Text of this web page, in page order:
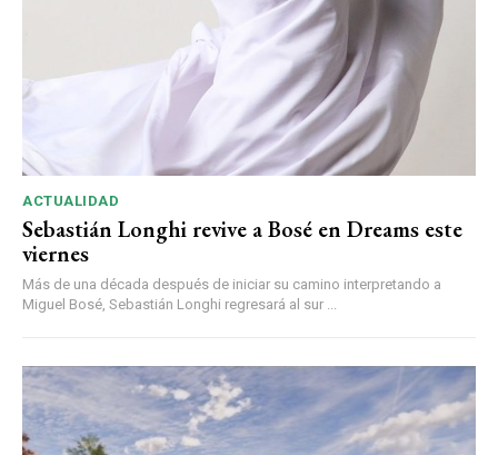
ACTUALIDAD
Sebastián Longhi revive a Bosé en Dreams este
viernes
Más de una década después de iniciar su camino interpretando a
Miguel Bosé, Sebastián Longhi regresará al sur ...